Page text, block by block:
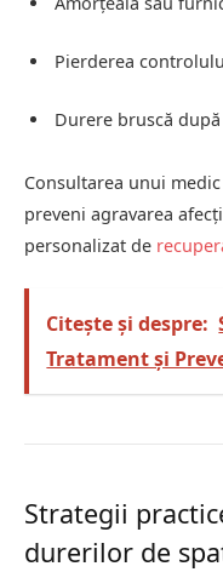
Pierderea
Durere bruscă
Consultarea unui
preveni agravarea
personalizat de
Citește și despre:
Tratament și
Strategii
durerilor de